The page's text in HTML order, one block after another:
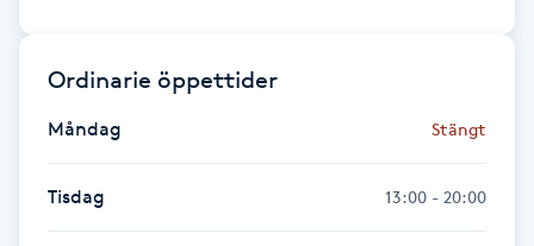
Gelenaglar
Gellack med förstärkning
Ordinarie öppettider
Måndag Stängt
Tisdag 13:00 - 20:00